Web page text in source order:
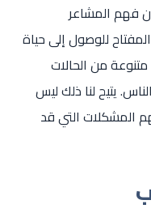
فهم المشاعر
للوصول إلى حياة
من الحالات
يتيح لنا ذلك ليس
المشكلات التي قد